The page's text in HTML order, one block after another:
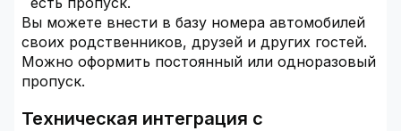
Вы можете внести в базу номера автомобилей
своих родственников, друзей и других гостей.
Можно оформить постоянный или одноразовый
пропуск.
Техническая интеграция с